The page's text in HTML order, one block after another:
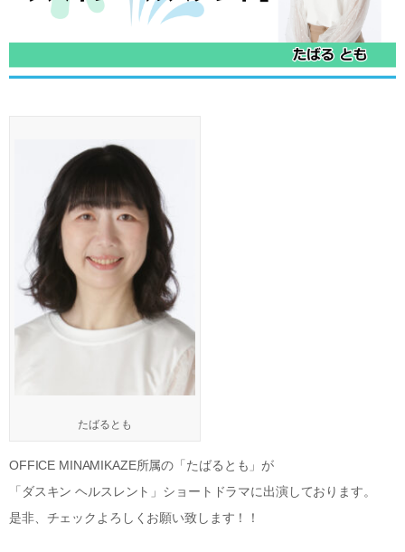
たばるとも
OFFICE MINAMIKAZE所属の「たばるとも」が
「ダスキン ヘルスレント」ショートドラマに出演しております。
是非、チェックよろしくお願い致します！！